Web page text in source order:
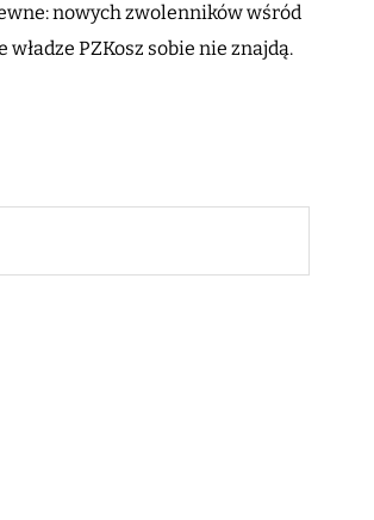
nowych zwolenników wśród
PZKosz sobie nie znajdą.